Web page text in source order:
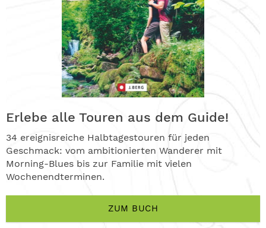
Erlebe alle Touren aus dem Guide!
34 ereignisreiche Halbtagestouren für jeden
Geschmack: vom ambitionierten Wanderer mit
Morning-Blues bis zur Familie mit vielen
Wochenendterminen.
ZUM BUCH